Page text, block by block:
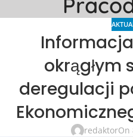
okrągłym
deregulacji
redaktorOn